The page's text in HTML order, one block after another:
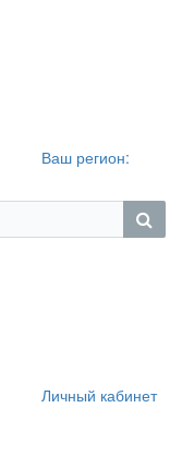
Ваш регион:
Личный кабинет